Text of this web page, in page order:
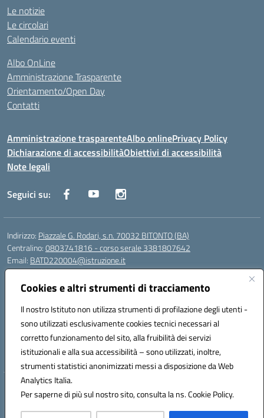
Cookies e altri strumenti di tracciamento
Il nostro Istituto non utilizza strumenti di profilazione degli utenti -
sono utilizzati esclusivamente cookies tecnici necessari al
corretto funzionamento del sito, alla fruibilità dei servizi
istituzionali e alla sua accessibilità – sono utilizzati, inoltre,
strumenti statistici anonimizzati messi a disposizione da Web
Analytics Italia.
Per saperne di più sul nostro sito, consulta la ns. Cookie Policy.
Le notizie
Le circolari
Calendario eventi
Albo OnLine
Amministrazione Trasparente
Orientamento/Open Day
Contatti
Amministrazione trasparenteAlbo onlinePrivacy Policy
Dichiarazione di accessibilitàObiettivi di accessibilità
Note legali
Seguici su:
Indirizzo: Piazzale G. Rodari, s.n. 70032 BITONTO (BA)
Centralino:0803741816 - corso serale 3381807642
Email: BATD220004@istruzione.it
Posta elettronica certificata (PEC):batd220004@pec.istruzione.it
Codice fiscale: 93062840728
Codice meccanografico:BATD220004
Codice Indice delle Pubbliche Amministrazioni (IPA): itcvg
Codice unico di fatturazione (CUF): UFIJVU
la scuola è raggiungibile anche al numero: ☎️ 3520316918
Hosting & Powered by 3D Solution S.r.l.
Concept & Design by Designers Italia